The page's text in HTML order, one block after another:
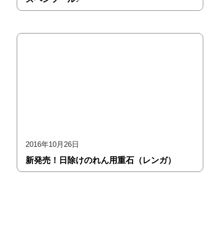
2016年10月26日
新発売！日除けのれん用重石（レンガ）